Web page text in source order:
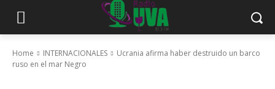
Home INTERNACIONALES
Ucrania afirma haber destruido un barco
ruso en el mar Negro